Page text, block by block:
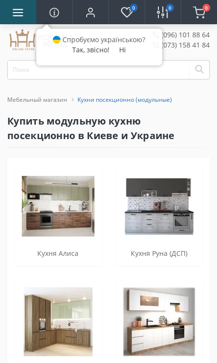
0 0 0
(096) 101 88 64
(073) 158 41 84
Мебельный магазин Кухни посекционно (модульные)
Купить модульную кухню
посекционно в Киеве и Украине
Кухня Алиса Кухня Руна (ДСП)
Спробуємо українською?
Так, звісно!
Ні